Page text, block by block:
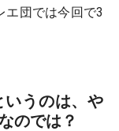
エ団では今回で3
いうのは、や
のでは？